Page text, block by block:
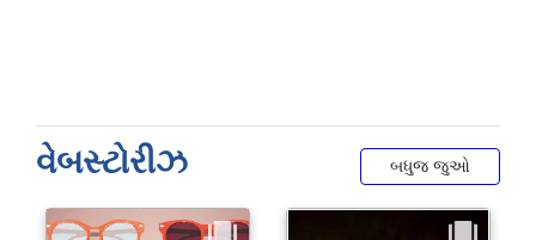
વેબસ્ટોરીઝ બધુજ જુઓ